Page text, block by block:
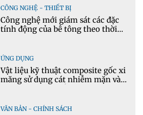
CÔNG NGHỆ - THIẾT BỊ
Công nghệ mới giám sát các đặc
tính động của bê tông theo thời
ỨNG DỤNG
Vật liệu kỹ thuật composite gốc xi
măng sử dụng cát nhiễm mặn và
VĂN BẢN - CHÍNH SÁCH